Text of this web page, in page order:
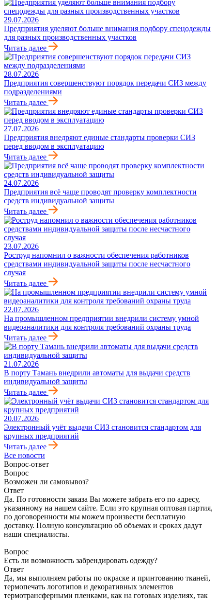
29.07.2026
Предприятия уделяют больше внимания подбору спецодежды
для разных производственных участков
Читать далее
28.07.2026
Предприятия совершенствуют порядок передачи СИЗ между
подразделениями
Читать далее
27.07.2026
Предприятия внедряют единые стандарты проверки СИЗ
перед вводом в эксплуатацию
Читать далее
24.07.2026
Предприятия всё чаще проводят проверку комплектности
средств индивидуальной защиты
Читать далее
23.07.2026
Роструд напомнил о важности обеспечения работников
средствами индивидуальной защиты после несчастного
случая
Читать далее
22.07.2026
На промышленном предприятии внедрили систему умной
видеоаналитики для контроля требований охраны труда
Читать далее
21.07.2026
В порту Тамань внедрили автоматы для выдачи средств
индивидуальной защиты
Читать далее
20.07.2026
Электронный учёт выдачи СИЗ становится стандартом для
крупных предприятий
Читать далее
Все новости
Вопрос-ответ
Вопрос
Возможен ли самовывоз?
Ответ
Да. По готовности заказа Вы можете забрать его по адресу,
указанному на нашем сайте. Если это крупная оптовая партия,
по договоренности мы можем произвести бесплатную
доставку. Полную консультацию об объемах и сроках дадут
наши специалисты.
Вопрос
Есть ли возможность забрендировать одежду?
Ответ
Да, мы выполняем работы по окраске и принтованию тканей,
термопечать логотипов и декоративных элементов
термотрансферными пленками, как на готовых изделиях, так